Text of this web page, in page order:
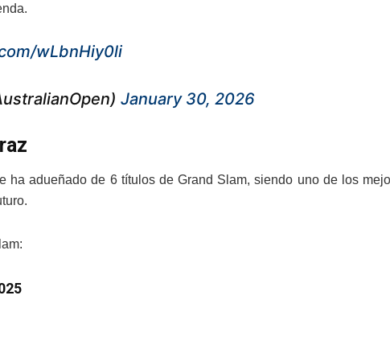
wLbnHiy0li
January 30, 2026
ha adueñado de 6 títulos de Grand Slam, siendo uno de los